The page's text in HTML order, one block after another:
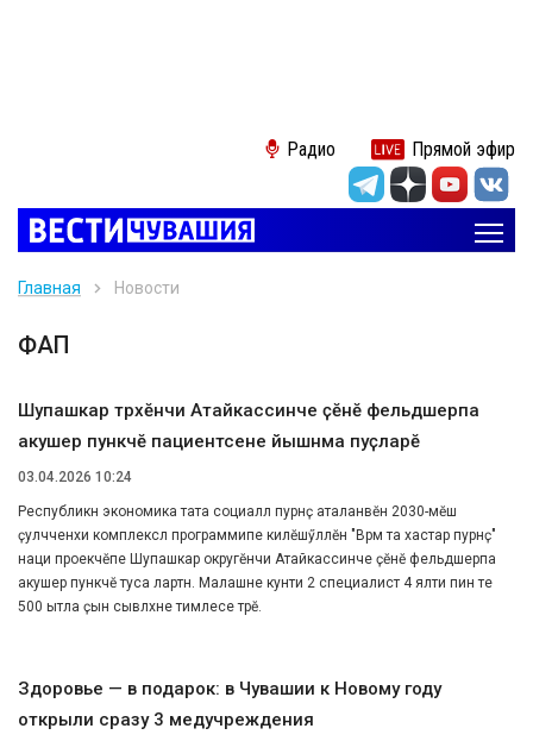
Радио Прямой эфир
Главная Новости
ФАП
Шупашкар тӑрӑхӗнчи Атайкассинче ҫӗнӗ фельдшерпа
акушер пункчӗ пациентсене йышӑнма пуҫларӗ
03.04.2026 10:24
Республикӑн экономика тата социаллӑ пурнӑҫ аталанӑвӗн 2030-мӗш
ҫулчченхи комплекслӑ программипе килӗшӳллӗн "Вӑрӑм та хастар пурнӑҫ"
наци проекчӗпе Шупашкар округӗнчи Атайкассинче ҫӗнӗ фельдшерпа
акушер пункчӗ туса лартнӑ. Малашне кунти 2 специалист 4 ялти пин те
500 ытла ҫын сывлӑхне тимлесе тӑрӗ.
Здоровье — в подарок: в Чувашии к Новому году
открыли сразу 3 медучреждения